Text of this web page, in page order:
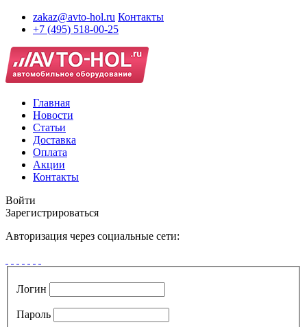
zakaz@avto-hol.ru Контакты
+7 (495) 518-00-25
Главная
Новости
Статьи
Доставка
Оплата
Акции
Контакты
Войти
Зарегистрироваться
Авторизация через социальные сети:
Логин
Пароль